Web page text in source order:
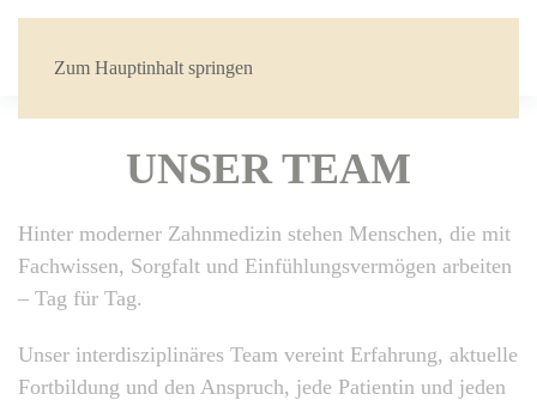
Zum Hauptinhalt springen
UNSER TEAM
Hinter moderner Zahnmedizin stehen Menschen, die mit
Fachwissen, Sorgfalt und Einfühlungsvermögen arbeiten
– Tag für Tag.
Unser interdisziplinäres Team vereint Erfahrung, aktuelle
Fortbildung und den Anspruch, jede Patientin und jeden